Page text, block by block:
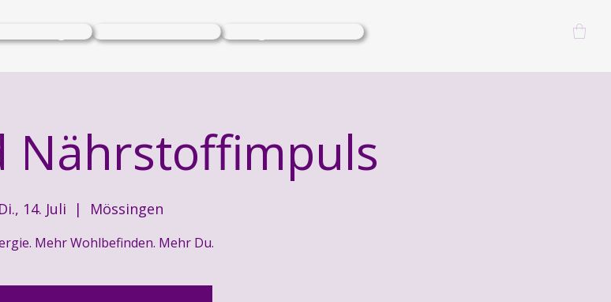
Nährstoffimpuls
Di., 14. Juli
  |
Mössingen
Mehr Wohlbefinden. Mehr Du.